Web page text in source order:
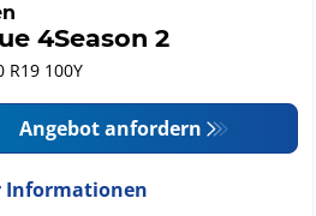
4Season 2
R19 100Y
Angebot anfordern
Informationen